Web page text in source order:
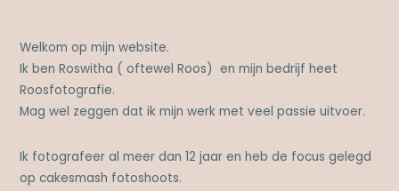
Welkom op mijn website.
Ik ben Roswitha ( oftewel Roos) en mijn bedrijf heet
Roosfotografie.
Mag wel zeggen dat ik mijn werk met veel passie uitvoer.
Ik fotografeer al meer dan 12 jaar en heb de focus gelegd
op cakesmash fotoshoots.